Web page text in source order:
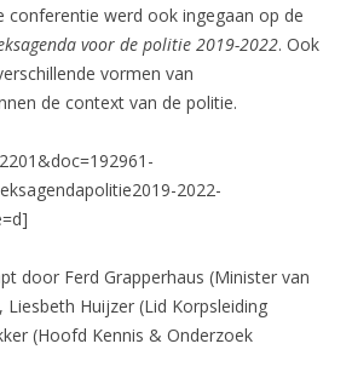
conferentie werd ook ingegaan op de
voor de politie 2019-2022. Ook
vormen van
de context van de politie.
2022-
door Ferd Grapperhaus (Minister van
Liesbeth Huijzer (Lid Korpsleiding
(Hoofd Kennis & Onderzoek